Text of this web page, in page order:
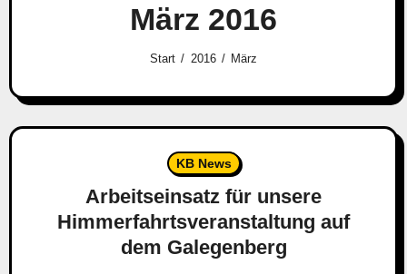
März 2016
Start 2016 März
KB News
Arbeitseinsatz für unsere
Himmerfahrtsveranstaltung auf
dem Galegenberg